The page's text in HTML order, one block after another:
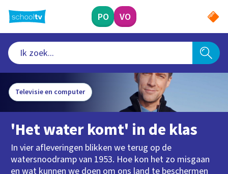
naar
hoofdinhoud
PO VO
Televisie en computer
'Het water komt' in de klas
In vier afleveringen blikken we terug op de
watersnoodramp van 1953. Hoe kon het zo misgaan
en wat kunnen we doen om ons land te beschermen